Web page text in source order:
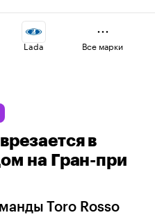
Lada
Volga
Все марки
в
на Гран-при
Toro Rosso